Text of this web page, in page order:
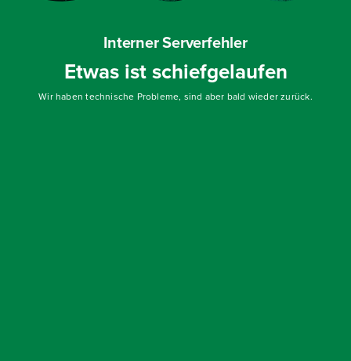
Interner Serverfehler
Etwas ist schiefgelaufen
Wir haben technische Probleme, sind aber bald wieder zurück.